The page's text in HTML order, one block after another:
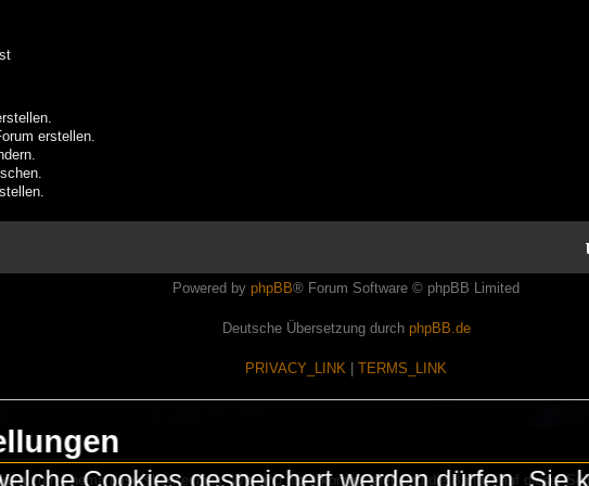
erstellen.
Powered by phpBB® Forum Software © phpBB Limited
Deutsche Übersetzung durch phpBB.de
PRIVACY_LINK TERMS_LINK
zum Thema Lasershowtechnik. Wir sind nicht kommerziell und die Banner auf dieser
Cookies gespeichert werden dürfen. Sie